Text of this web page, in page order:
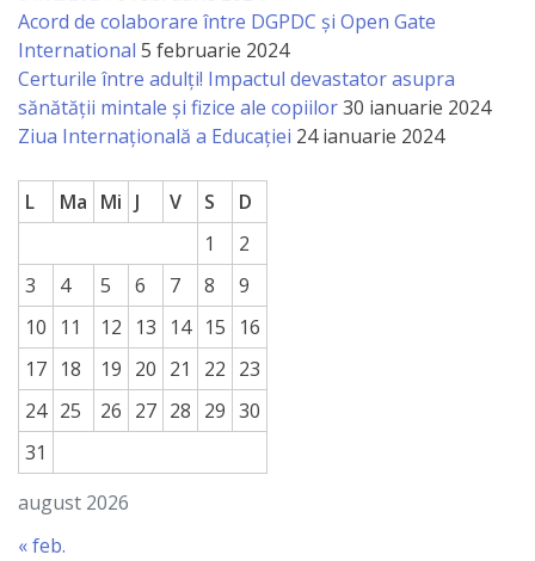
interne
Media
Comunicate
de
presă
Informații
utile
Versiunea
veche
a
paginii
Acord de colaborare între DGPDC și Open Gate
International 5 februarie 2024
Certurile între adulți! Impactul devastator asupra
sănătății mintale și fizice ale copiilor30 ianuarie 2024
Ziua Internațională a Educației 24 ianuarie 2024
august 2026
L Ma Mi J V S
D
1
2
3
4 5 6 7 8
9
10
11 12 13 14 15
16
17 18 19 20 21 22 23
24 25 26 27 28 29 30
31
« feb.